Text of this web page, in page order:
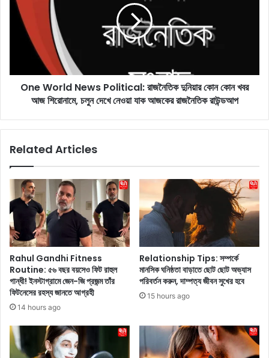
:
তৃ
মূ
পু
ষ্পা
'
গ্রে
প্তা
র
,
জা
ঙ্গী
র
খা
N
c
a
l
:
জ
নৈ
তি
ক
নি
য়া
One World News Political: রাজনৈতিক দুনিয়ার কোন কোন খবর
আজ শিরোনামে, চলুন দেখে নেওয়া যাক আজকের রাজনৈতিক রাউন্ডআপ
Related Articles
Rahul Gandhi Fitness
Routine: ৫৬ বছর বয়সেও ফিট রাহুল
গান্ধী! ইনস্টাগ্রামে জেন-জি প্রজন্ম তাঁর
ফিটনেসের রহস্য জানতে আগ্রহী
14 hours ago
Relationship Tips: সম্পর্কে
মানসিক ঘনিষ্ঠতা বাড়াতে ছোট ছোট অভ্যাস
পরিবর্তন করুন, দাম্পত্য জীবন সুখের হবে
15 hours ago